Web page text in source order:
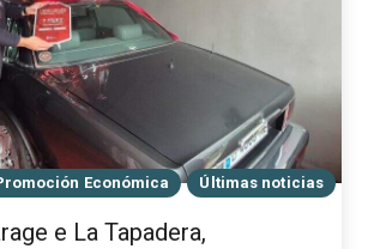
Económica Últimas noticias
e La Tapadera,